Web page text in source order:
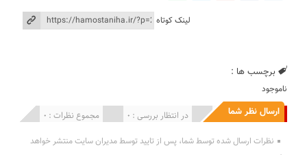
لینک کوتاه
برچسب ها :
ناموجود
ارسال نظر شما مجموع نظرات : 0 در انتظار بررسی : 0 انتشار یافته : 0
نظرات ارسال شده توسط شما، پس از تایید توسط مدیران سایت منتشر خواهد